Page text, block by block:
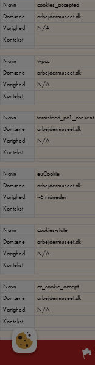
Navn
cookies_accepted
Domæne
arbejdermuseet.dk
Varighed
N/A
Kontekst
Navn
wpcc
Domæne
arbejdermuseet.dk
Varighed
N/A
Kontekst
Navn
termsfeed_pc1_consent
Domæne
arbejdermuseet.dk
Varighed
N/A
Kontekst
Navn
euCookie
Domæne
arbejdermuseet.dk
Varighed
~6 måneder
Kontekst
Navn
cookies-state
Domæne
arbejdermuseet.dk
Varighed
N/A
Kontekst
Navn
cc_cookie_accept
Domæne
arbejdermuseet.dk
Varighed
N/A
Kontekst
Navn
Domæne